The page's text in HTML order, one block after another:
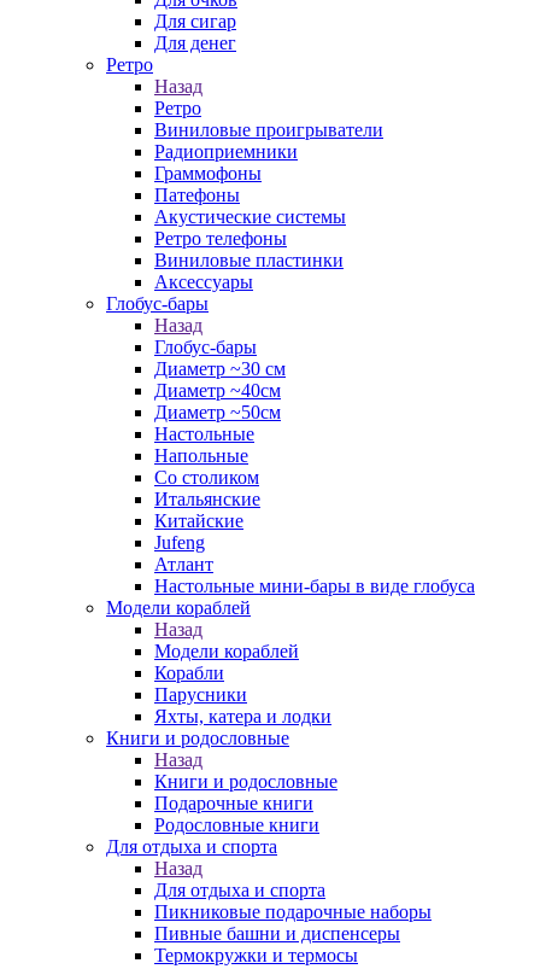
Для сигар
Для денег
Ретро
Назад
Ретро
Виниловые проигрыватели
Радиоприемники
Граммофоны
Патефоны
Акустические системы
Ретро телефоны
Виниловые пластинки
Аксессуары
Глобус-бары
Назад
Глобус-бары
Диаметр ~30 см
Диаметр ~40см
Диаметр ~50см
Настольные
Напольные
Со столиком
Итальянские
Китайские
Jufeng
Атлант
Настольные мини-бары в виде глобуса
Модели кораблей
Назад
Модели кораблей
Корабли
Парусники
Яхты, катера и лодки
Книги и родословные
Назад
Книги и родословные
Подарочные книги
Родословные книги
Для отдыха и спорта
Назад
Для отдыха и спорта
Пикниковые подарочные наборы
Пивные башни и диспенсеры
Термокружки и термосы